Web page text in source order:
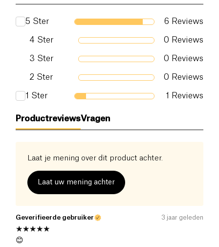
5 Ster 6 Reviews
4 Ster 0 Reviews
3 Ster 0 Reviews
2 Ster 0 Reviews
1 Ster 1 Reviews
ProductreviewsVragen
Laat je mening over dit product achter.
Laat uw mening achter
Geverifieerde gebruiker 3 jaar geleden
😊